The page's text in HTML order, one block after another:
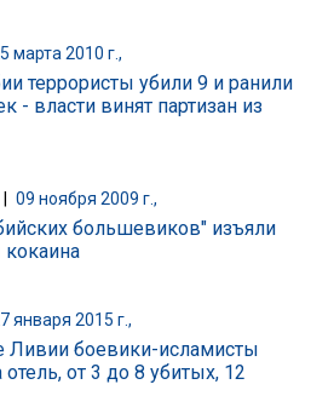
марта 2010 г.,
террористы убили 9 и ранили
- власти винят партизан из
| 09 ноября 2009 г.,
большевиков" изъяли
кокаина
января 2015 г.,
Ливии боевики-исламисты
отель, от 3 до 8 убитых, 12